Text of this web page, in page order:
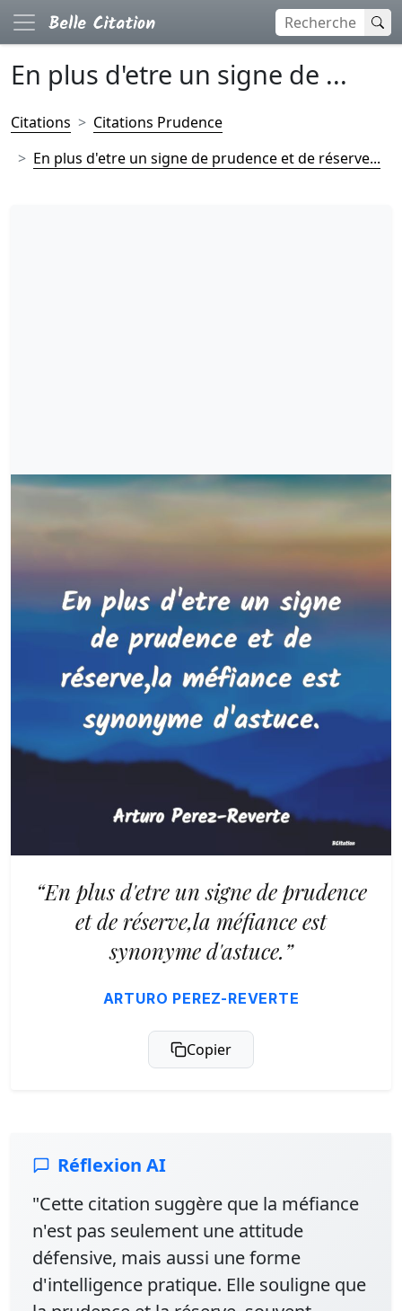
En plus d'etre un signe de ...
Citations
Citations Prudence
En plus d'etre un signe de prudence et de réserve...
“En plus d'etre un signe de prudence
et de réserve,la méfiance est
synonyme d'astuce.”
ARTURO PEREZ-REVERTE
Copier
Réflexion AI
"Cette citation suggère que la méfiance
n'est pas seulement une attitude
défensive, mais aussi une forme
d'intelligence pratique. Elle souligne que